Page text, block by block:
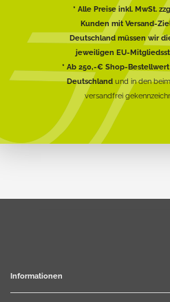
* Alle Preise inkl. MwSt.
Kunden mit Versand-
Deutschland müssen wir
jeweiligen EU-
* Ab 250,-€ Shop-
Deutschlandund in den
versandfrei
Informationen